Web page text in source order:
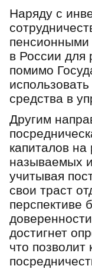
Наряду с
пенсионными
в России для
помимо
средства в
Другим
капиталов
называемых
учитывая
свои траст
перспективе
достигнет
что